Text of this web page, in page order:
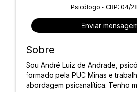
Psicólogo . CRP: 04/
Enviar
Sobre
Sou André Luiz de Andrade,
formado pela PUC Minas e
abordagem psicanalítica. Tenho mais de treze anos